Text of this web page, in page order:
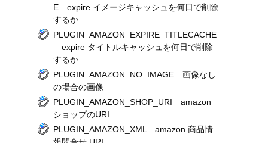
E expire イメージキャッシュを何日で削除
するか
PLUGIN_AMAZON_EXPIRE_TITLECACHE
expire タイトルキャッシュを何日で削除
するか
PLUGIN_AMAZON_NO_IMAGE 画像なし
の場合の画像
PLUGIN_AMAZON_SHOP_URI amazon
ショップのURI
PLUGIN_AMAZON_XML amazon 商品情